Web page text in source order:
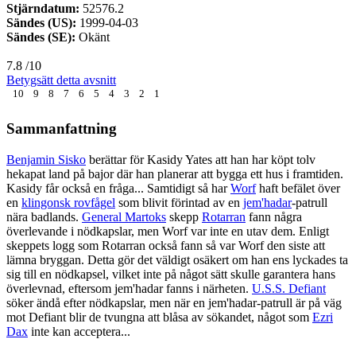
Stjärndatum: 52576.2
Sändes (US): 1999-04-03
Sändes (SE): Okänt
7.8 /10
Betygsätt detta avsnitt
10 9 8 7 6 5 4 3 2 1
Sammanfattning
Benjamin Sisko berättar för Kasidy Yates att han har köpt tolv
hekapat land på bajor där han planerar att bygga ett hus i framtiden.
Kasidy får också en fråga... Samtidigt så harWorfhaft befälet över
en klingonsk rovfågel som blivit förintad av en jem'hadar-patrull
nära badlands. General Martoks skepp Rotarran fann några
överlevande i nödkapslar, men Worf var inte en utav dem. Enligt
skeppets logg som Rotarran också fann så var Worf den siste att
lämna bryggan. Detta gör det väldigt osäkert om han ens lyckades ta
sig till en nödkapsel, vilket inte på något sätt skulle garantera hans
överlevnad, eftersom jem'hadar fanns i närheten. U.S.S. Defiant
söker ändå efter nödkapslar, men när en jem'hadar-patrull är på väg
mot Defiant blir de tvungna att blåsa av sökandet, något som Ezri
Dax inte kan acceptera...